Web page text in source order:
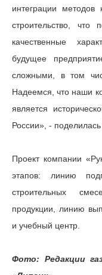
интеграции методов
строительство, что
качественные
будущее
сложными, в том
Надеемся, что наши
является
России», -
Проект компании
этапов: линию
строительных
продукции, линию
и учебный центр.
Фото: Редакции